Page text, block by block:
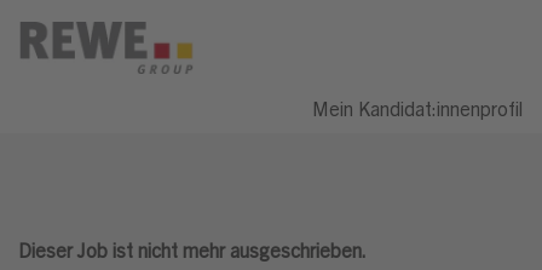
Mein Kandidat:innenprofil
Dieser Job ist nicht mehr ausgeschrieben.